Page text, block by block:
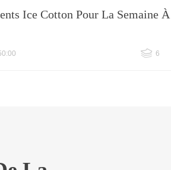
Ice Cotton Pour La Semaine À
6